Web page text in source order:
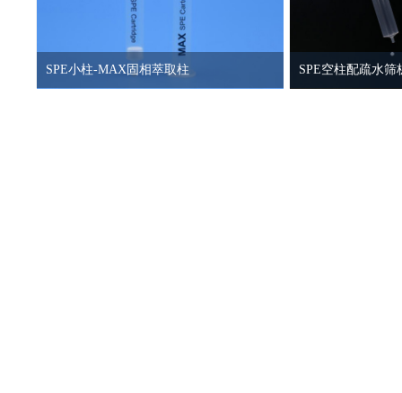
SPE小柱-MAX固相萃取柱 SPE空柱配疏水筛